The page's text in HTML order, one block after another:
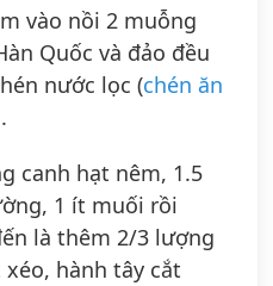
vào nồi 2 muỗng
Quốc và đảo đều
nước lọc (chén ăn
canh hạt nêm, 1.5
1 ít muối rồi
là thêm 2/3 lượng
hành tây cắt